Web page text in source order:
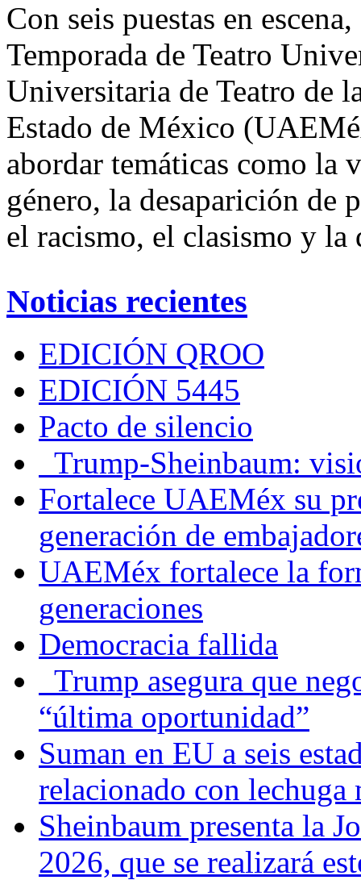
Con seis puestas en
Temporada de Teatro
Universitaria de Teatro de
Estado de México
abordar temáticas como la
género, la desaparición de
el racismo, el clasismo y
Noticias recientes
EDICIÓN QROO
EDICIÓN 5445
Pacto de silencio
Trump-Sheinbaum:
Fortalece UAEMéx su
generación de
UAEMéx fortalece la
generaciones
Democracia fallida
Trump asegura que
“última oportunidad”
Suman en EU a seis
relacionado con lechuga
Sheinbaum presenta la
2026, que se realizará